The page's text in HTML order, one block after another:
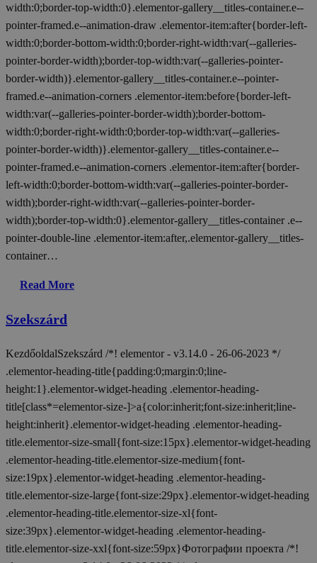
width:0;border-top-width:0}.elementor-gallery__titles-container.e--
pointer-framed.e--animation-draw .elementor-item:after{border-left-
width:0;border-bottom-width:0;border-right-width:var(--galleries-
pointer-border-width);border-top-width:var(--galleries-pointer-
border-width)}.elementor-gallery__titles-container.e--pointer-
framed.e--animation-corners .elementor-item:before{border-left-
width:var(--galleries-pointer-border-width);border-bottom-
width:0;border-right-width:0;border-top-width:var(--galleries-
pointer-border-width)}.elementor-gallery__titles-container.e--
pointer-framed.e--animation-corners .elementor-item:after{border-
left-width:0;border-bottom-width:var(--galleries-pointer-border-
width);border-right-width:var(--galleries-pointer-border-
width);border-top-width:0}.elementor-gallery__titles-container .e--
pointer-double-line .elementor-item:after,.elementor-gallery__titles-
container…
Read More
Szekszárd
KezdőoldalSzekszárd /*! elementor - v3.14.0 - 26-06-2023 */
.elementor-heading-title{padding:0;margin:0;line-
height:1}.elementor-widget-heading .elementor-heading-
title[class*=elementor-size-]>a{color:inherit;font-size:inherit;line-
height:inherit}.elementor-widget-heading .elementor-heading-
title.elementor-size-small{font-size:15px}.elementor-widget-heading
.elementor-heading-title.elementor-size-medium{font-
size:19px}.elementor-widget-heading .elementor-heading-
title.elementor-size-large{font-size:29px}.elementor-widget-heading
.elementor-heading-title.elementor-size-xl{font-
size:39px}.elementor-widget-heading .elementor-heading-
title.elementor-size-xxl{font-size:59px}Фотографии проекта /*!